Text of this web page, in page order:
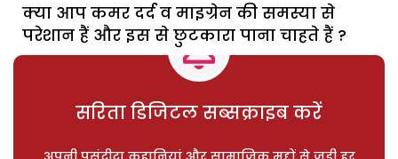
क्या आप कमर दर्द व माइग्रेन की समस्या से
परेशान हैं और इस से छुटकारा पाना चाहते हैं ?
सरिता डिजिटल सब्सक्राइब करें